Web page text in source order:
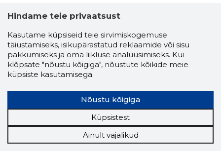
Hindame teie privaatsust
Kasutame küpsiseid teie sirvimiskogemuse
täiustamiseks, isikupärastatud reklaamide või sisu
pakkumiseks ja oma liikluse analüüsimiseks. Kui
klõpsate "nõustu kõigiga", nõustute kõikide meie
küpsiste kasutamisega.
Nõustu kõigiga
Küpsistest
Ainult vajalikud